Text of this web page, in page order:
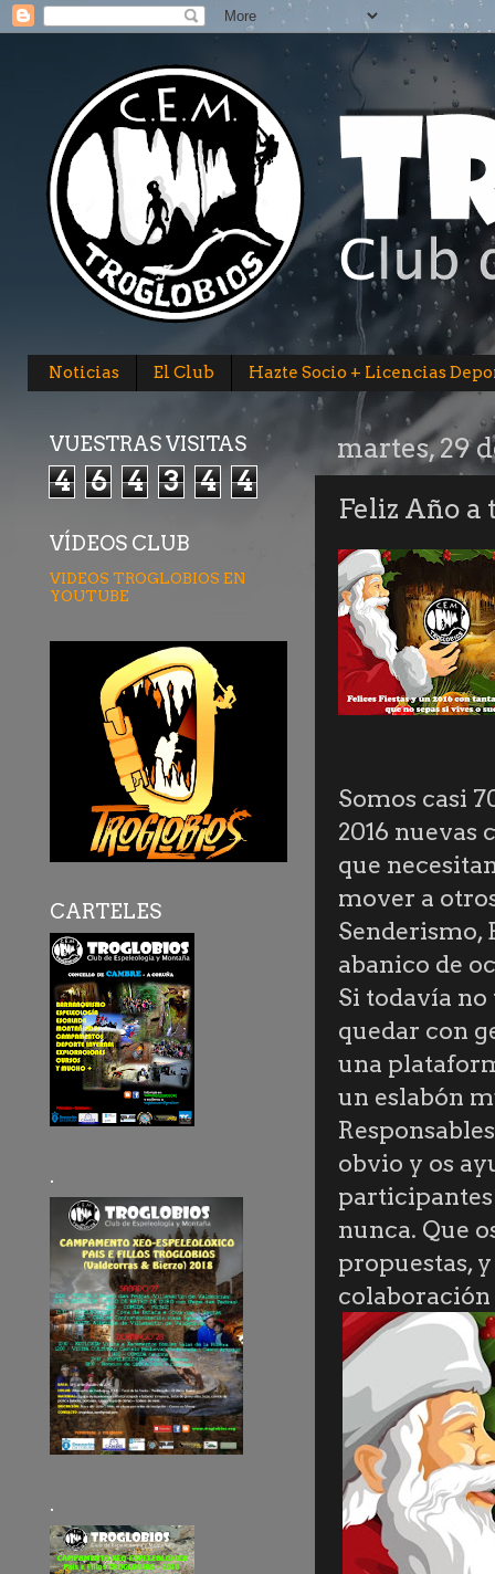
Noticias El Club Hazte Socio + Licencias
martes, 29
Feliz Año a
Somos casi
2016 nuevas
que
mover a
Senderismo,
abanico de
Si todavía
quedar con
una
un eslabón
obvio y os
nunca. Que
propuestas,
VUESTRAS VISITAS
4 6 4 3 4 4
VÍDEOS CLUB
VIDEOS TROGLOBIOS EN
YOUTUBE
CARTELES
.
.